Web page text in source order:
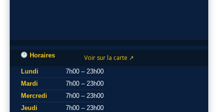
Voir sur la carte ↗
Horaires
Lundi
7h00 – 23h00
Mardi
7h00 – 23h00
Mercredi
7h00 – 23h00
Jeudi
7h00 – 23h00